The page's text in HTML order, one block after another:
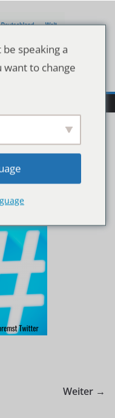
Weiter →
speaking a
want to change